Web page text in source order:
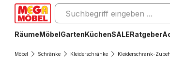
RäumeMöbelGartenKüchenSALERatgeber
Möbel Schränke Kleiderschränke Kleiderschrank-